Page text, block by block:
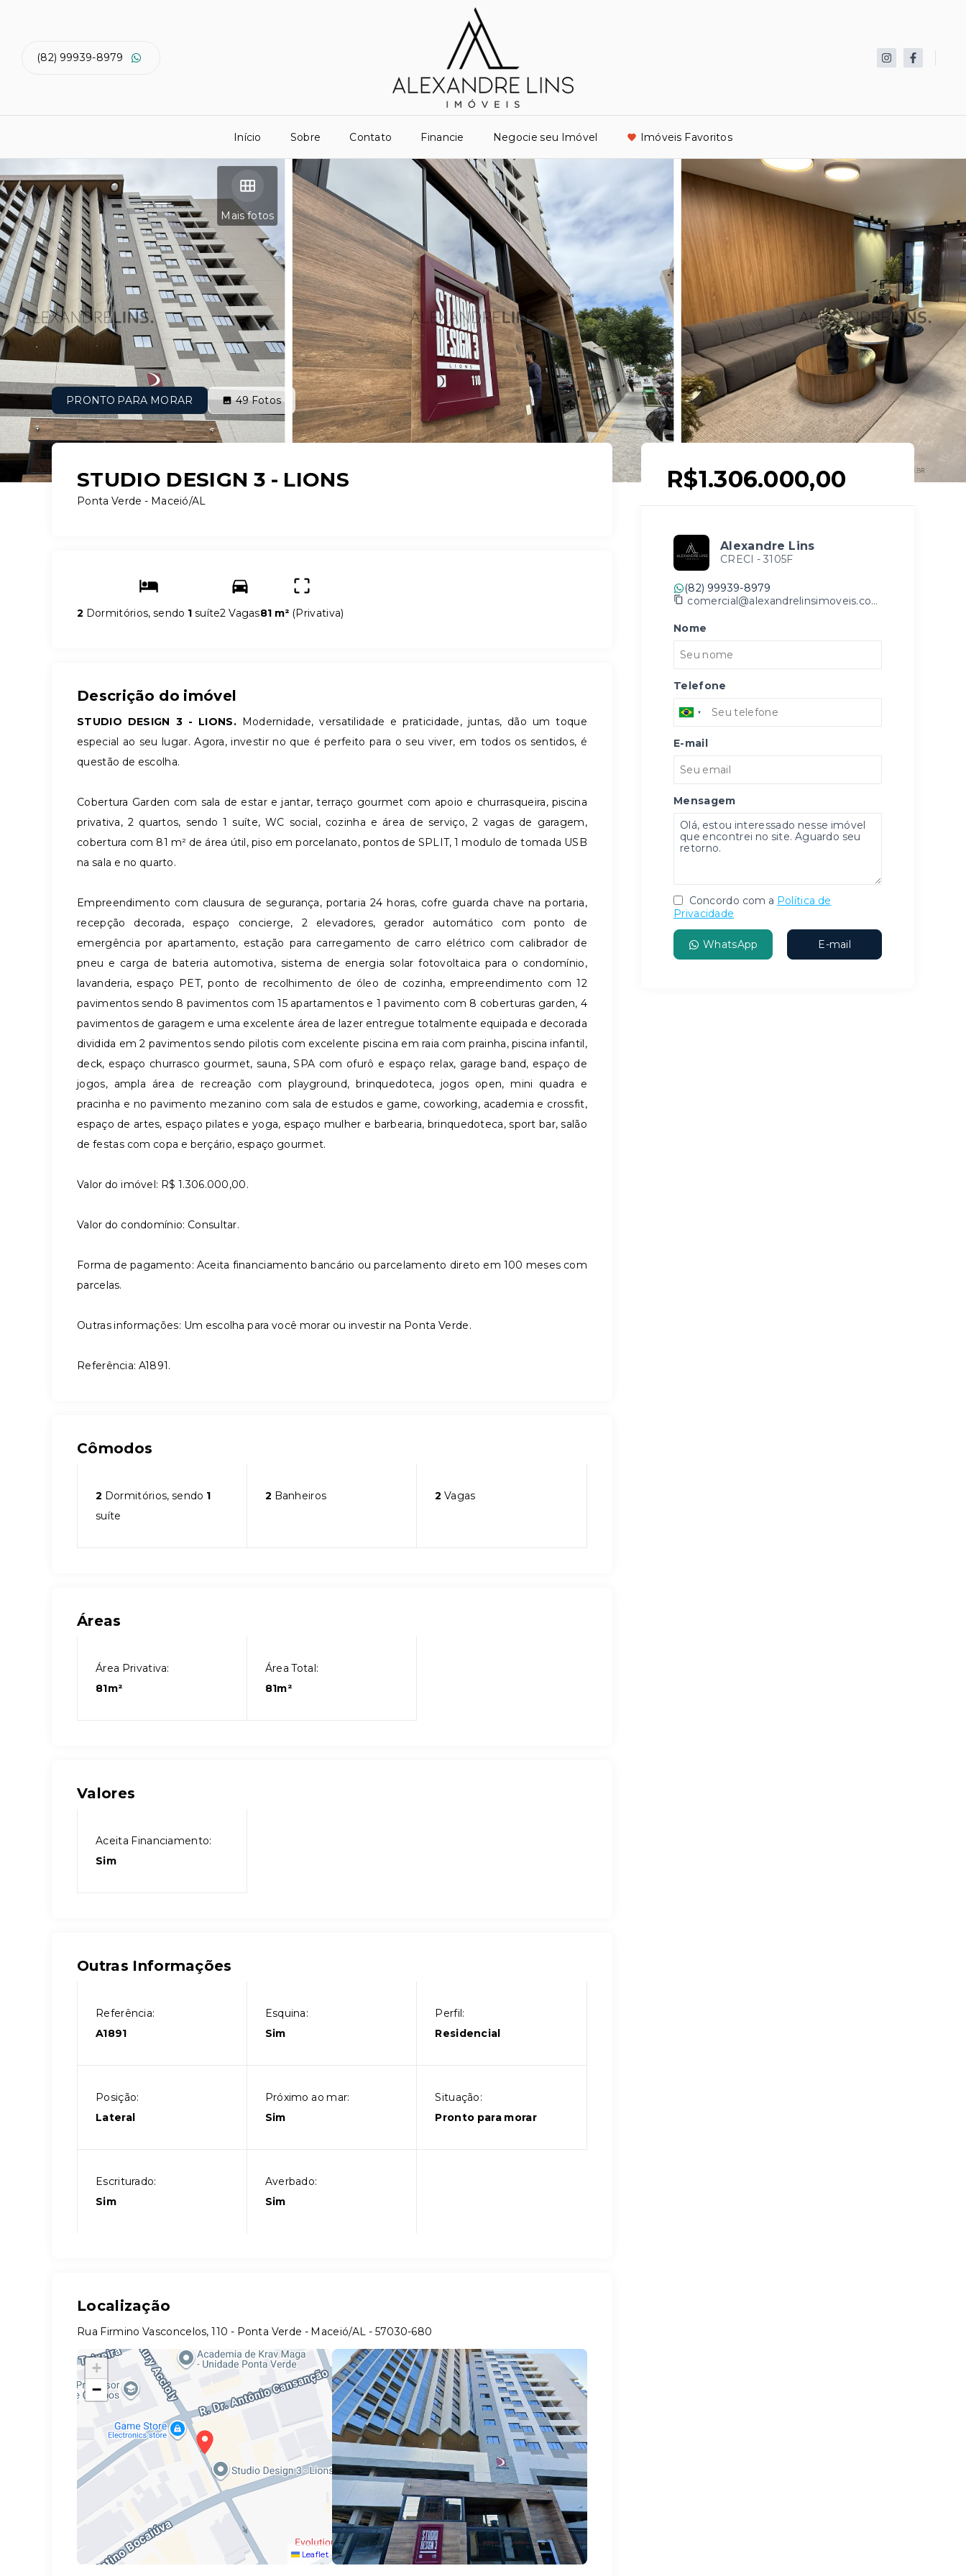
(82) 99939-8979
Início Sobre Contato Financie Negocie seu Imóvel Imóveis Favoritos
Mais fotos
PRONTO PARA MORAR 49Fotos
STUDIO DESIGN 3 - LIONS
Ponta Verde - Maceió/AL
2 Dormitórios, sendo 1 suíte2 Vagas81 m² (Privativa)
Descrição do imóvel
STUDIO DESIGN 3 - LIONS. Modernidade, versatilidade e praticidade, juntas, dão um toque
especial ao seu lugar. Agora, investir no que é perfeito para o seu viver, em todos os sentidos, é
questão de escolha.
Cobertura Garden com sala de estar e jantar, terraço gourmet com apoio e churrasqueira, piscina
privativa, 2 quartos, sendo 1 suíte, WC social, cozinha e área de serviço, 2 vagas de garagem,
cobertura com 81 m² de área útil, piso em porcelanato, pontos de SPLIT, 1 modulo de tomada USB
na sala e no quarto.
Empreendimento com clausura de segurança, portaria 24 horas, cofre guarda chave na portaria,
recepção decorada, espaço concierge, 2 elevadores, gerador automático com ponto de
emergência por apartamento, estação para carregamento de carro elétrico com calibrador de
pneu e carga de bateria automotiva, sistema de energia solar fotovoltaica para o condomínio,
lavanderia, espaço PET, ponto de recolhimento de óleo de cozinha, empreendimento com 12
pavimentos sendo 8 pavimentos com 15 apartamentos e 1 pavimento com 8 coberturas garden, 4
pavimentos de garagem e uma excelente área de lazer entregue totalmente equipada e decorada
dividida em 2 pavimentos sendo pilotis com excelente piscina em raia com prainha, piscina infantil,
deck, espaço churrasco gourmet, sauna, SPA com ofurô e espaço relax, garage band, espaço de
jogos, ampla área de recreação com playground, brinquedoteca, jogos open, mini quadra e
pracinha e no pavimento mezanino com sala de estudos e game, coworking, academia e crossfit,
espaço de artes, espaço pilates e yoga, espaço mulher e barbearia, brinquedoteca, sport bar, salão
de festas com copa e berçário, espaço gourmet.
Valor do imóvel: R$ 1.306.000,00.
Valor do condomínio: Consultar.
Forma de pagamento: Aceita financiamento bancário ou parcelamento direto em 100 meses com
parcelas.
Outras informações: Um escolha para você morar ou investir na Ponta Verde.
Referência: A1891.
Cômodos
2 Dormitórios, sendo 1
suíte
2 Banheiros 2 Vagas
Áreas
Área Privativa:
81m²
Área Total:
81m²
Valores
Aceita Financiamento:
Sim
Outras Informações
Referência:
A1891
Esquina:
Sim
Perfil:
Residencial
Posição:
Lateral
Próximo ao mar:
Sim
Situação:
Pronto para morar
Escriturado:
Sim
Averbado:
Sim
Localização
Rua Firmino Vasconcelos, 110 - Ponta Verde - Maceió/AL - 57030-680
+
−
Leaflet
R$1.306.000,00
Alexandre Lins
CRECI - 3105F
(82) 99939-8979
comercial@alexandrelinsimoveis.com.br
Nome
Telefone
E-mail
Mensagem
Concordo com a Política de
Privacidade
WhatsApp E-mail